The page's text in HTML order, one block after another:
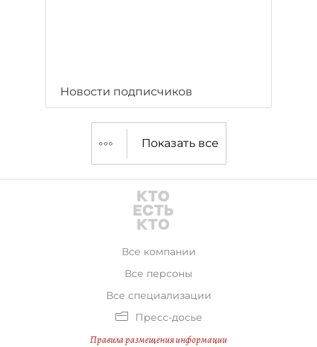
Новости подписчиков
Показать все
Все компании
Все персоны
Все специализации
Пресс-досье
Правила размещения информации